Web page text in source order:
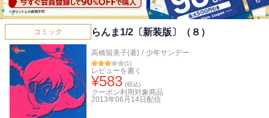
コミック らんま1/2〔新装版〕（８）
高橋留美子(著) / 少年サンデー
(1)
レビューを書く
¥583 (税込)
クーポン利用対象商品
2013年06月14日 配信